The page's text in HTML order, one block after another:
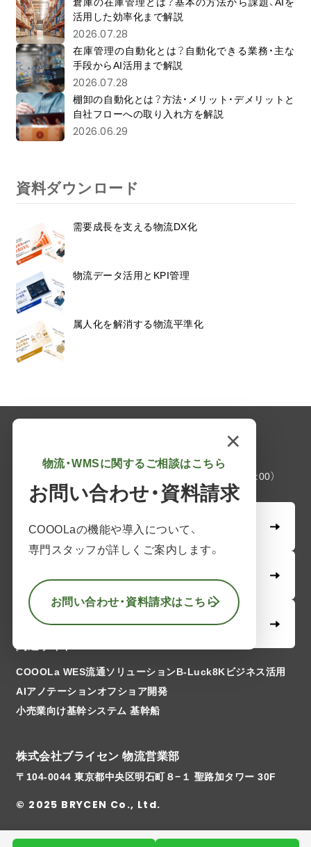
活用した効率化まで解説
2026.07.28
在庫管理の自動化とは？自動化できる業務・主な
手段からAI活用まで解説
2026.07.28
棚卸の自動化とは？方法・メリット・デメリットと
自社フローへの取り入れ方を解説
2026.06.29
資料ダウンロード
需要成長を支える物流DX化
物流データ活用とKPI管理
属人化を解消する物流平準化
×
物流・WMSに関するご相談はこちら
お問い合わせ・資料請求
COOOLaの機能や導入について、
専門スタッフが詳しくご案内します。
お問い合わせ・資料請求はこちら
個人情報保護方針
03-6261-3694 （平日：9:00 - 17:00）
無料オンライン相談
資料ダウンロード
COOOLa WES流通ソリューションB-Luck8Kビジネス活用
AIアノテーションオフショア開発
小売業向け基幹システム 基幹船
株式会社ブライセン 物流営業部
〒104-0044 東京都中央区明石町８−１ 聖路加タワー 30F
© 2025 BRYCEN Co., Ltd.